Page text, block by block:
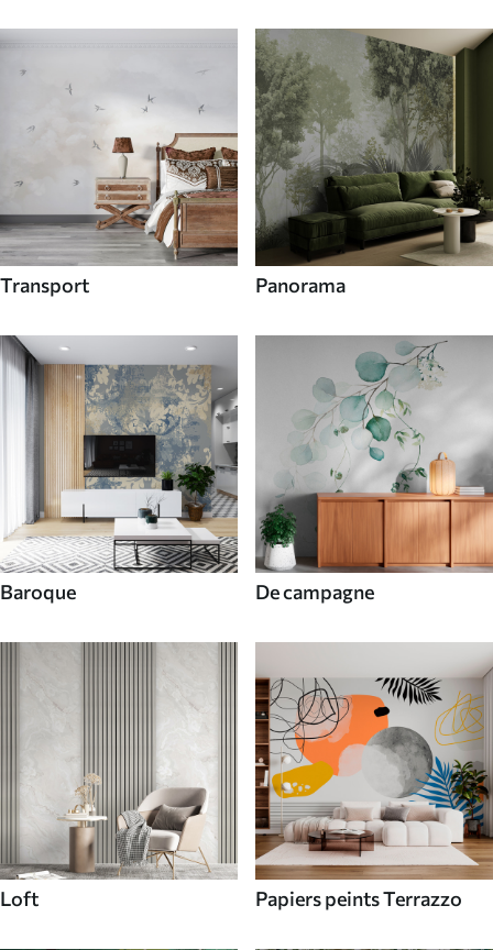
Transport Panorama
Baroque De campagne
Loft Papiers peints Terrazzo